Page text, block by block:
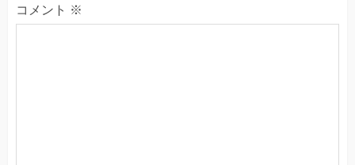
コメント ※